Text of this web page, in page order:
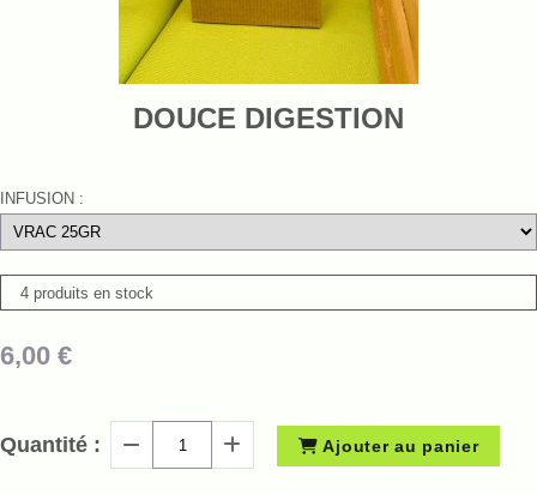
DOUCE DIGESTION
INFUSION :
4 produits en stock
6,00 €
Quantité : Ajouter au panier